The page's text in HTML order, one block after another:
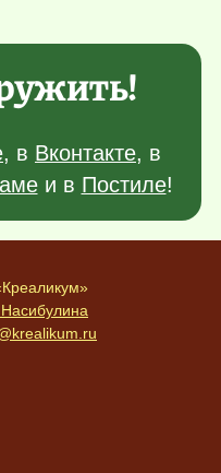
, в Вконтакте, в
и в Постиле!